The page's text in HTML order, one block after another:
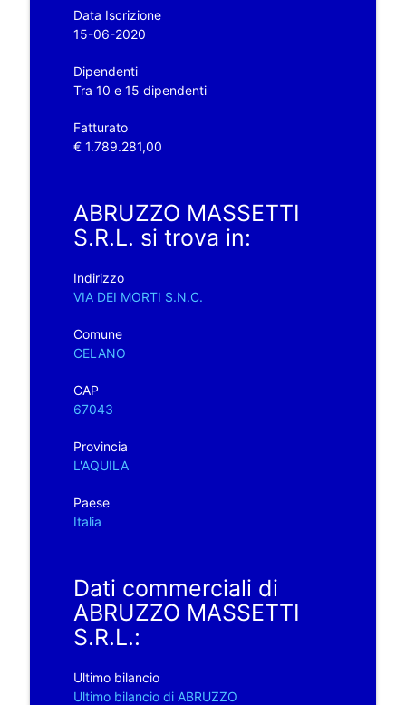
Data Iscrizione
15-06-2020
Dipendenti
Tra 10 e 15 dipendenti
Fatturato
€ 1.789.281,00
ABRUZZO MASSETTI
S.R.L. si trova in:
Indirizzo
VIA DEI MORTI S.N.C.
Comune
CELANO
CAP
67043
Provincia
L'AQUILA
Paese
Italia
Dati commerciali di
ABRUZZO MASSETTI
S.R.L.:
Ultimo bilancio
Ultimo bilancio di ABRUZZO